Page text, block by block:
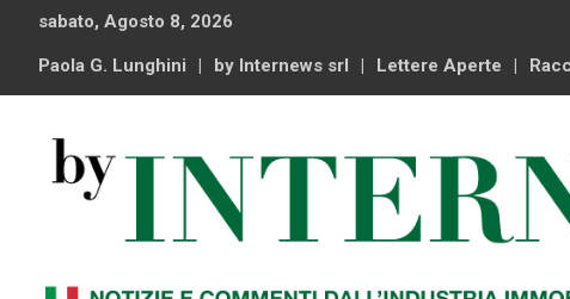
content
sabato, Agosto 8, 2026
Paola G. Lunghini by Internews srl Lettere Aperte